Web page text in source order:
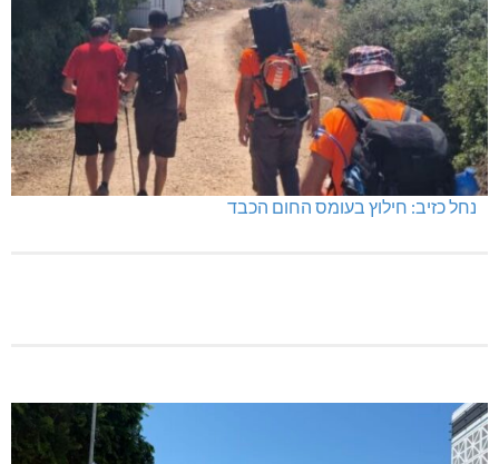
נחל כזיב: חילוץ בעומס החום הכבד